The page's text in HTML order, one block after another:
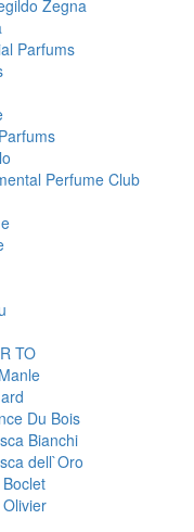
Zegna
Parfums
Perfume Club
TO
Du Bois
Bianchi
dell`Oro